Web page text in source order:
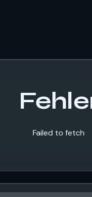
Failed to fetch